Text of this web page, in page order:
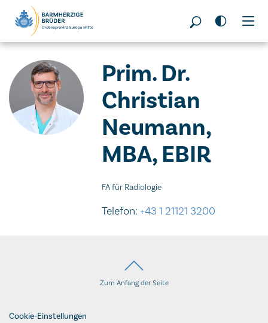
Seitenbereiche:
Prim. Dr.
Christian
Neumann,
MBA, EBIR
FA für Radiologie
Telefon:+43 1 21121 3200
Zum Anfang der Seite
Cookie-Einstellungen